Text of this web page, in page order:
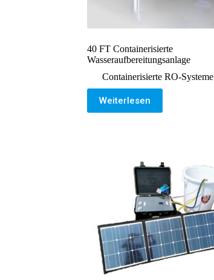
40 FT Containerisierte
Wasseraufbereitungsanlage
Containerisierte RO-Systeme
Weiterlesen